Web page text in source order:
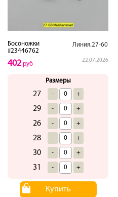
Босоножки
#23446762
Линия.27-60
22.07.2026
402руб
Размеры
27 - +
29 - +
26 - +
28 - +
30 - +
31 - +
Купить